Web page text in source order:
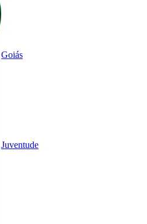
Goiás
Juventude